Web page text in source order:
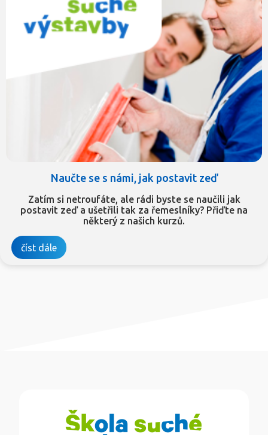
Naučte se s námi, jak postavit zeď
Zatím si netroufáte, ale rádi byste se naučili jak
postavit zeď a ušetřili tak za řemeslníky? Přiďte na
některý z našich kurzů.
číst dále